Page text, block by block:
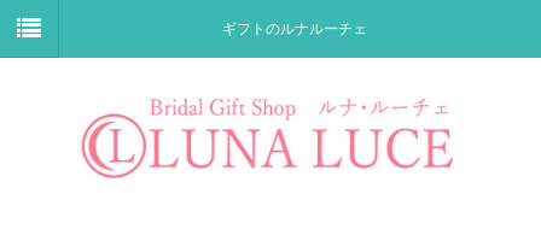
ギフトのルナルーチェ